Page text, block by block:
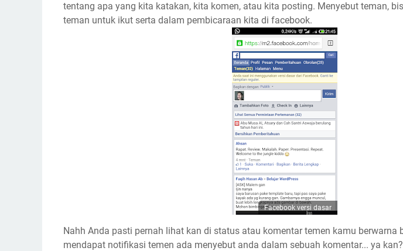
tentang apa yang kita katakan, kita komen, atau kita posting. Menyebut teman,
teman untuk ikut serta dalam pembicaraan kita di facebook.
Facebook versi dasar
Nahh Anda pasti pernah lihat kan di status atau komentar temen kamu berwarna
mendapat notifikasi temen ada menyebut anda dalam sebuah komentar... ya